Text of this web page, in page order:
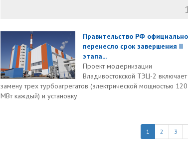
Правительство РФ официально
перенесло срок завершения II
этапа...
Проект модернизации
Владивостокской ТЭЦ-2 включает
замену трех турбоагрегатов (электрической мощностью 120
МВт каждый) и установку
1 2 3